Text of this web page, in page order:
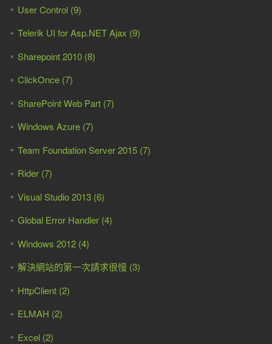
User Control (9)
Telerik UI for Asp.NET Ajax (9)
Sharepoint 2010 (8)
ClickOnce (7)
SharePoint Web Part (7)
Windows Azure (7)
Team Foundation Server 2015 (7)
Rider (7)
Visual Studio 2013 (6)
Global Error Handler (4)
Windows 2012 (4)
解決網站的第一次請求很慢 (3)
HttpClient (2)
ELMAH (2)
Excel (2)